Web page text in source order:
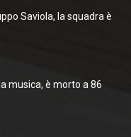
Saviola, la squadra è
musica, è morto a 86